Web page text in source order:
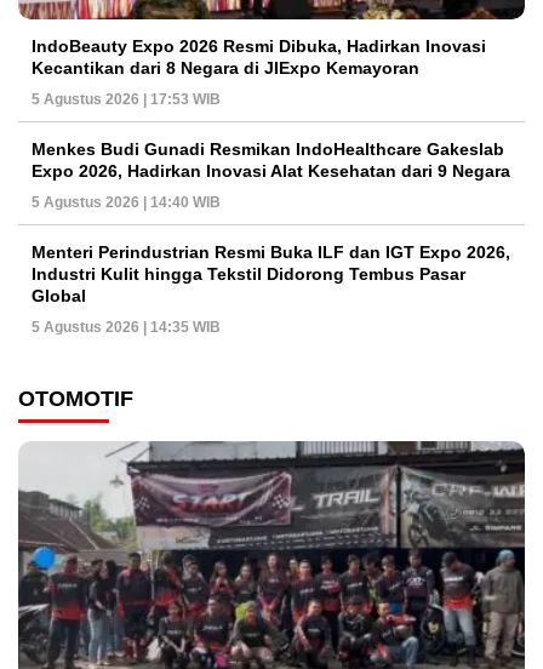
IndoBeauty Expo 2026 Resmi Dibuka, Hadirkan Inovasi
Kecantikan dari 8 Negara di JIExpo Kemayoran
5 Agustus 2026 | 17:53 WIB
Menkes Budi Gunadi Resmikan IndoHealthcare Gakeslab
Expo 2026, Hadirkan Inovasi Alat Kesehatan dari 9 Negara
5 Agustus 2026 | 14:40 WIB
Menteri Perindustrian Resmi Buka ILF dan IGT Expo 2026,
Industri Kulit hingga Tekstil Didorong Tembus Pasar
Global
5 Agustus 2026 | 14:35 WIB
OTOMOTIF